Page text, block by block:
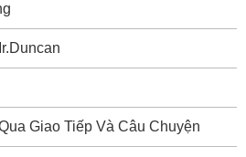
Giao Tiếp Và Câu Chuyện